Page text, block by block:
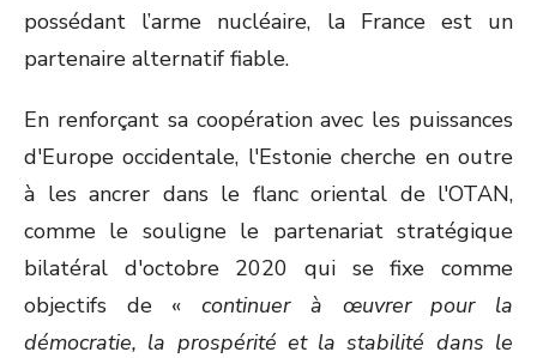
possédant l’arme nucléaire, la France est un
partenaire alternatif fiable.
En renforçant sa coopération avec les puissances
d'Europe occidentale, l'Estonie cherche en outre
à les ancrer dans le flanc oriental de l'OTAN,
comme le souligne le partenariat stratégique
bilatéral d'octobre 2020 qui se fixe comme
objectifs de «continuer à œuvrer pour la
démocratie, la prospérité et la stabilité dans le